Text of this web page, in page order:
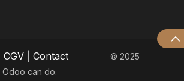
CGV Contact
© 2025
​Odoo can do.